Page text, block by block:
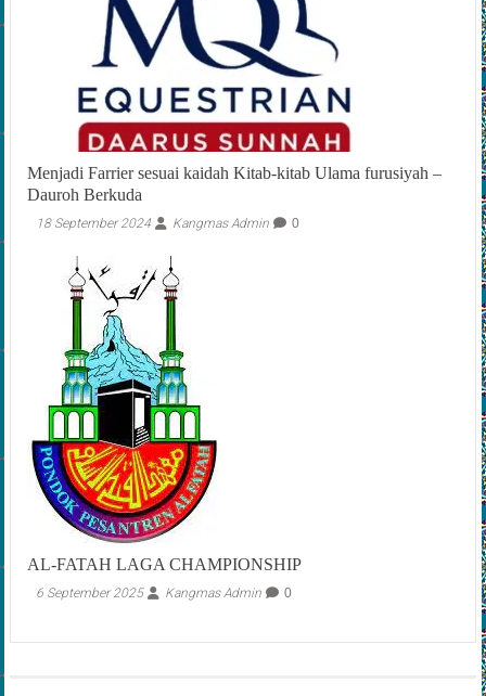
Menjadi Farrier sesuai kaidah Kitab-kitab Ulama furusiyah –
Dauroh Berkuda
18 September 2024 Kangmas Admin 0
AL-FATAH LAGA CHAMPIONSHIP
6 September 2025 Kangmas Admin 0